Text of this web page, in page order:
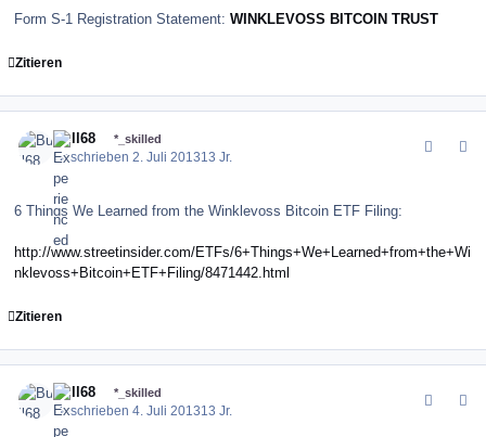
Form S-1 Registration Statement: WINKLEVOSS BITCOIN TRUST
Zitieren
Bull68 *_skilled
Geschrieben2. Juli 201313 Jr.
6 Things We Learned from the Winklevoss Bitcoin ETF Filing:
http://www.streetinsider.com/ETFs/6+Things+We+Learned+from+the+Wi
nklevoss+Bitcoin+ETF+Filing/8471442.html
Zitieren
Bull68 *_skilled
Geschrieben4. Juli 201313 Jr.